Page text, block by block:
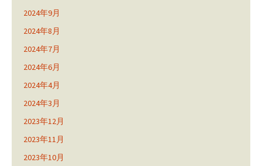
2024年9月
2024年8月
2024年7月
2024年6月
2024年4月
2024年3月
2023年12月
2023年11月
2023年10月